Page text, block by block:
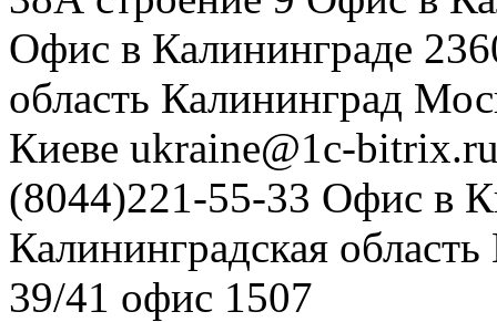
Офис в Калининграде
область Калининград
Киеве ukraine@1c-
(8044)221-55-33 Офис в
Калининградская область
39/41 офис 1507